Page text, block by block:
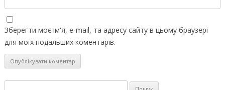
Зберегти моє ім'я, e-mail, та адресу сайту в цьому браузері
для моїх подальших коментарів.